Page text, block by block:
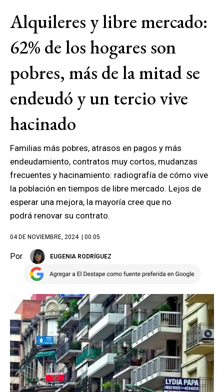
Alquileres y libre mercado:
62% de los hogares son
pobres, más de la mitad se
endeudó y un tercio vive
hacinado
Familias más pobres, atrasos en pagos y más
endeudamiento, contratos muy cortos, mudanzas
frecuentes y hacinamiento: radiografía de cómo vive
la población en tiempos de libre mercado. Lejos de
esperar una mejora, la mayoría cree que no
podrá renovar su contrato.
04 DE NOVIEMBRE, 2024 | 00.05
Por EUGENIA RODRÍGUEZ